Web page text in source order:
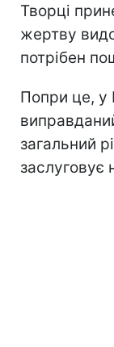
Творці
жертву
потрібен
Попри це, у
загальний
заслуговує